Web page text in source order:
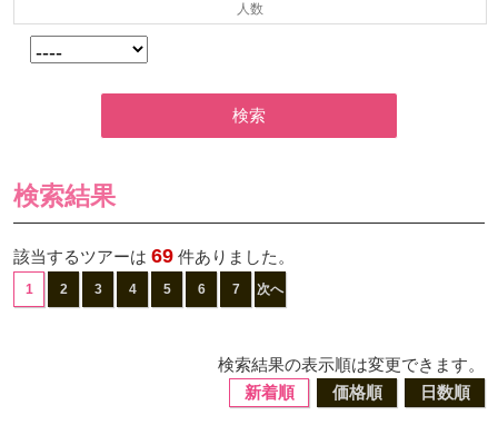
人数
検索
検索結果
該当するツアーは 69 件ありました。
1 2 3 4 5 6 7 次へ
検索結果の表示順は変更できます。
新着順
価格順 日数順